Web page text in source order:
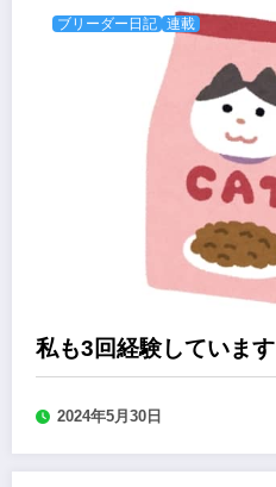
ブリーダー日記 連載
私も3回経験しています
2024年5月30日